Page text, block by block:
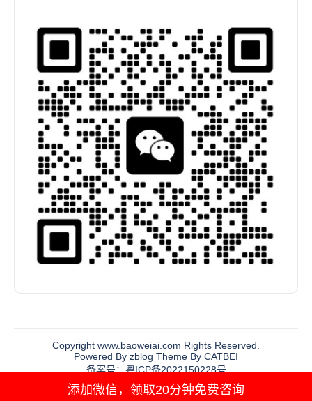
添加微信，领取20分钟免费咨询
Copyright www.baoweiai.com Rights Reserved.
Powered By zblog Theme By CATBEI
备案号：粤ICP备2022150228号